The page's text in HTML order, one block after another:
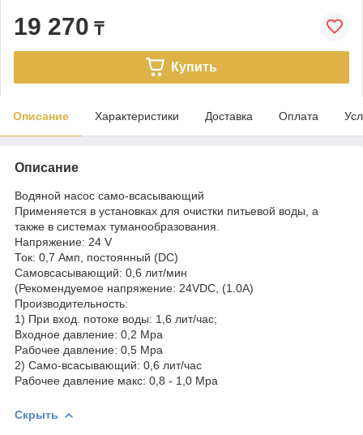
19 270 ₸
Купить
Описание Характеристики Доставка Оплата
Описание
Водяной насос само-всасывающий
Применяется в установках для очистки питьевой воды, а
также в системах туманообразования.
Напряжение: 24 V
Ток: 0,7 Амп, постоянный (DC)
Самовсасывающий: 0,6 лит/мин
(Рекомендуемое напряжение: 24VDC, (1.0A)
Производительность:
1) При вход. потоке воды: 1,6 лит/час;
Входное давление: 0,2 Mpa
Рабочее давление: 0,5 Mpa
2) Само-всасывающий: 0,6 лит/час
Рабочее давление макс: 0,8 - 1,0 Mpa
Скрыть